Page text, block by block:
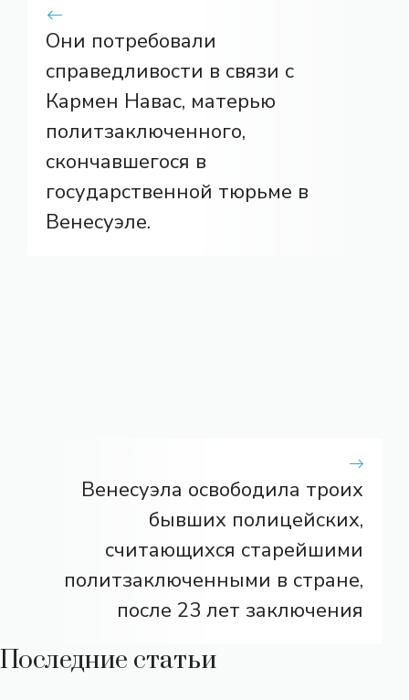
Они потребовали
справедливости в связи с
Кармен Навас, матерью
политзаключенного,
скончавшегося в
государственной тюрьме в
Венесуэле.
Венесуэла освободила троих
бывших полицейских,
считающихся старейшими
политзаключенными в стране,
после 23 лет заключения
Последние статьи